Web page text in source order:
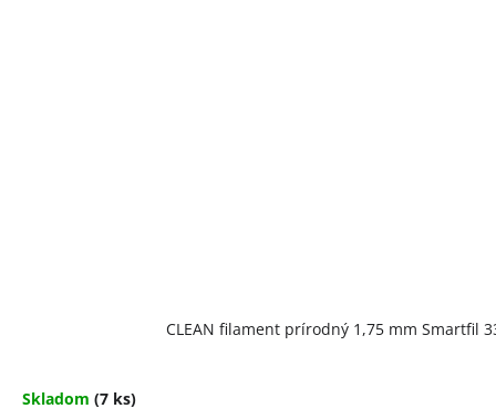
CLEAN filament prírodný 1,75 mm Smartfil
Skladom (7 ks)